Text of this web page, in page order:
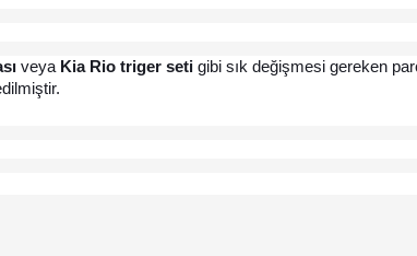
veya Kia Rio triger seti gibi sık değişmesi gereken